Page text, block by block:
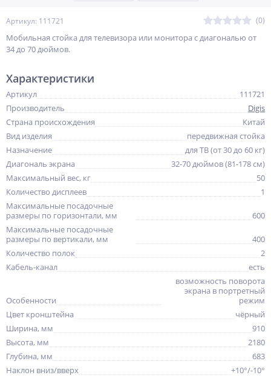
Артикул: 111721 (0)
Мобильная стойка для телевизора или монитора с диагональю от
34 до 70 дюймов.
Характеристики
Артикул
111721
Производитель
Digis
Страна происхождения
Китай
Вид изделия
передвижная стойка
Назначение
для ТВ (от 30 до 60 кг)
Диагональ экрана
32-70 дюймов (81-178 см)
Максимальный вес, кг
50
Количество дисплеев
1
Максимальные посадочные
размеры по горизонтали, мм
600
Максимальные посадочные
размеры по вертикали, мм
400
Количество полок
2
Кабель-канал
есть
Особенности
возможность поворота
экрана в портретный
режим
Цвет кронштейна
чёрный
Ширина, мм
910
Высота, мм
2180
Глубина, мм
683
Наклон вниз/вверх
+10°/-10°